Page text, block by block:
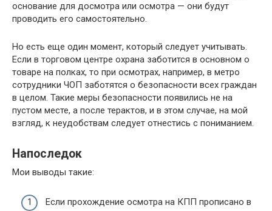
основание для досмотра или осмотра — они будут
проводить его самостоятельно.
Но есть еще один момент, который следует учитывать.
Если в торговом центре охрана заботится в основном о
товаре на полках, то при осмотрах, например, в метро
сотрудники ЧОП заботятся о безопасности всех граждан
в целом. Такие меры безопасности появились не на
пустом месте, а после терактов, и в этом случае, на мой
взгляд, к неудобствам следует отнестись с пониманием.
Напоследок
Мои выводы такие:
Если прохождение осмотра на КПП прописано в